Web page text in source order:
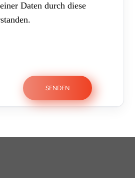
Daten durch diese